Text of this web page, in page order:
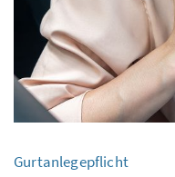
Gurtanlegepflicht